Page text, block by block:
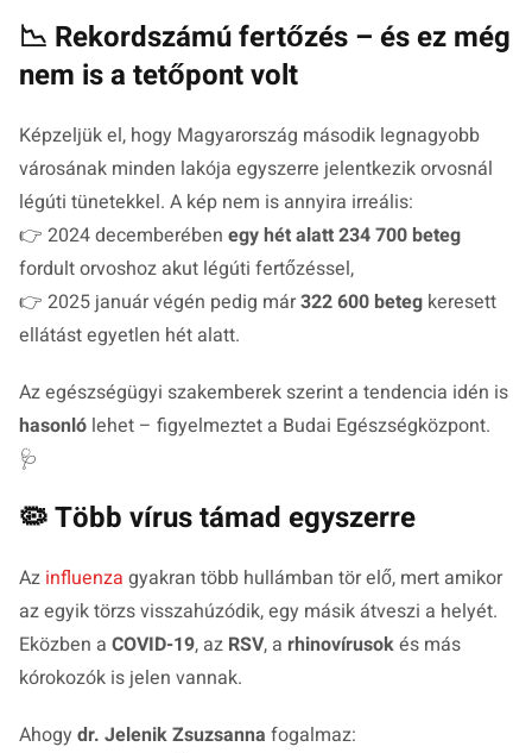
📉 Rekordszámú fertőzés – és ez még
nem is a tetőpont volt
Képzeljük el, hogy Magyarország második legnagyobb
városának minden lakója egyszerre jelentkezik orvosnál
légúti tünetekkel. A kép nem is annyira irreális:
👉 2024 decemberében egy hét alatt 234 700 beteg
fordult orvoshoz akut légúti fertőzéssel,
👉 2025 január végén pedig már322 600 beteg keresett
ellátást egyetlen hét alatt.
Az egészségügyi szakemberek szerint a tendencia idén is
hasonló lehet – figyelmeztet a Budai Egészségközpont.
🩺
🦠 Több vírus támad egyszerre
Az influenza gyakran több hullámban tör elő, mert amikor
az egyik törzs visszahúzódik, egy másik átveszi a helyét.
Eközben a COVID-19, az RSV, a rhinovírusokés más
kórokozók is jelen vannak.
Ahogy dr. Jelenik Zsuzsanna fogalmaz: